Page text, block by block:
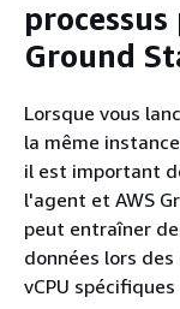
Ground
Lorsque vous
la même
il est important
l'agent et AWS
peut entraîner
données lors
vCPU